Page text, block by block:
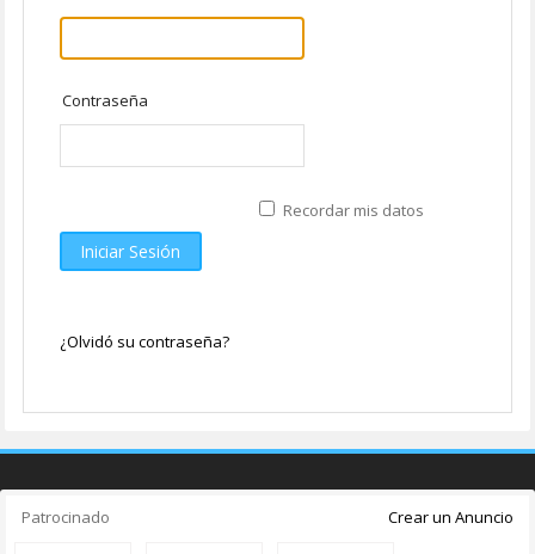
Contraseña
Iniciar Sesión
Recordar mis datos
¿Olvidó su contraseña?
Patrocinado Crear un Anuncio